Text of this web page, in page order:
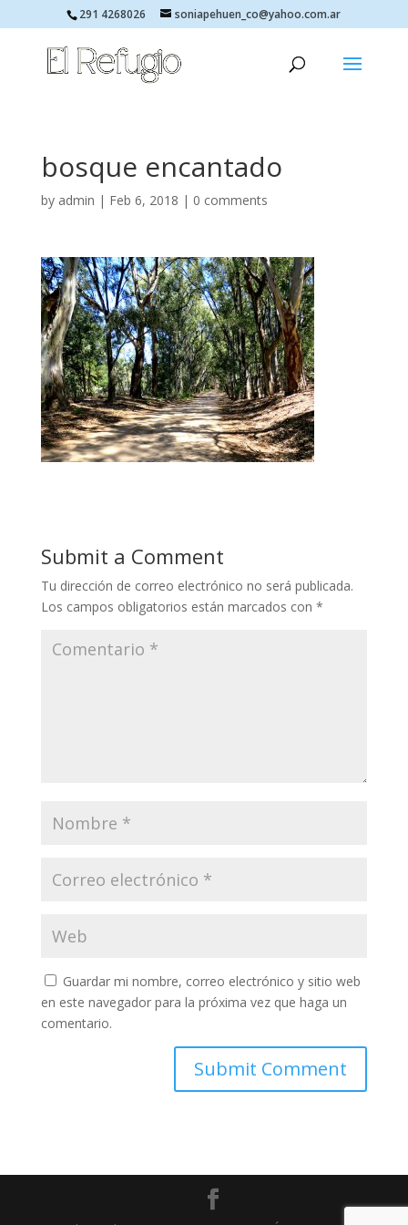
291 4268026 soniapehuen_co@yahoo.com.ar
bosque encantado
by admin | Feb 6, 2018 | 0 comments
Submit a Comment
Tu dirección de correo electrónico no será publicada.
Los campos obligatorios están marcados con *
Guardar mi nombre, correo electrónico y sitio web
en este navegador para la próxima vez que haga un
comentario.